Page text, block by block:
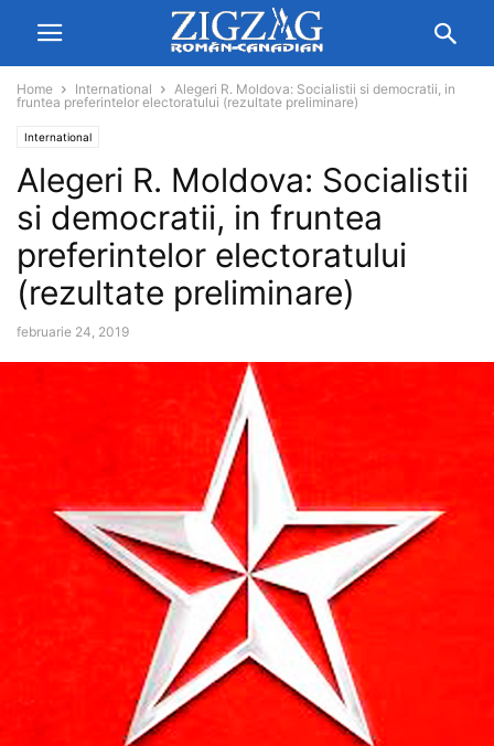
Home International
Alegeri R. Moldova: Socialistii si democratii, in
fruntea preferintelor electoratului (rezultate preliminare)
International
Alegeri R. Moldova: Socialistii
si democratii, in fruntea
preferintelor electoratului
(rezultate preliminare)
februarie 24, 2019